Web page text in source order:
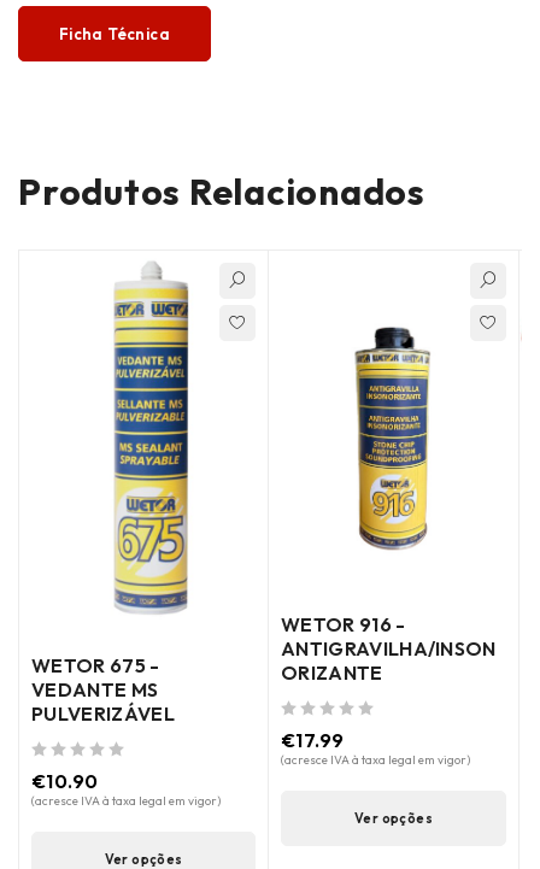
Ficha Técnica
Produtos Relacionados
WETOR 675 -
VEDANTE MS
PULVERIZÁVEL
€10.90
(acresce IVA à taxa legal em vigor)
Ver opções
WETOR 916 -
ANTIGRAVILHA/INSON
ORIZANTE
€17.99
(acresce IVA à taxa legal em vigor)
Ver opções